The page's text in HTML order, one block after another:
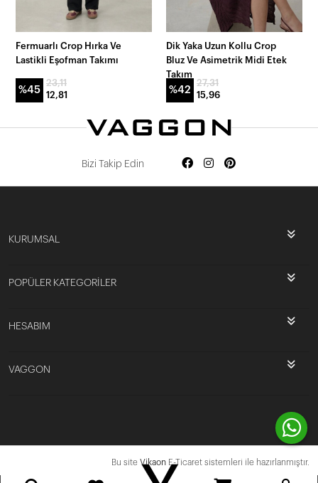
Fermuarlı Crop Hırka Ve
Lastikli Eşofman Takımı
%45
23,11
12,81
Dik Yaka Uzun Kollu Crop
Bluz Ve Asimetrik Midi Etek
Takım
%42
27,31
15,96
Bizi Takip Edin
KURUMSAL
POPÜLER KATEGORİLER
HESABIM
VAGGON
Bu site Vikaon E-Ticaret sistemleri ile hazırlanmıştır.